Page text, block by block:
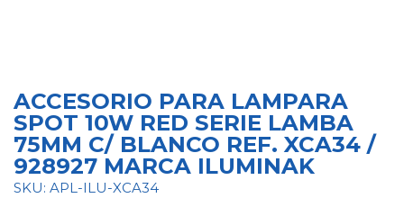
ACCESORIO PARA LAMPARA
SPOT 10W RED SERIE LAMBA
75MM C/ BLANCO REF. XCA34 /
928927 MARCA ILUMINAK
SKU: APL-ILU-XCA34